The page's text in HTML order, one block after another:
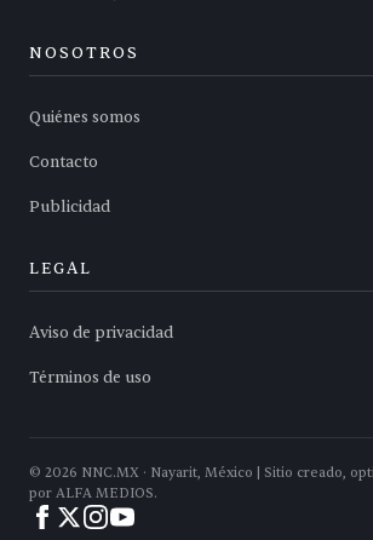
NOSOTROS
Quiénes somos
Contacto
Publicidad
LEGAL
Aviso de privacidad
Términos de uso
© 2026 NNC.MX · Nayarit, México | Sitio creado,
por ALFA MEDIOS.